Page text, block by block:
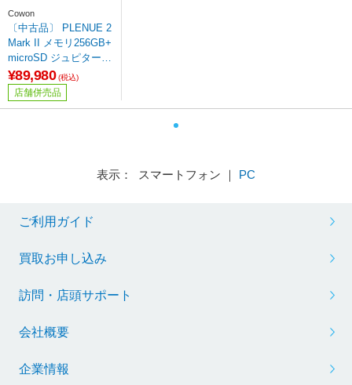
Cowon
〔中古品〕 PLENUE 2
Mark II メモリ256GB+
microSD ジュピターゴ
ールド P2MK2-256G-J
G
¥89,980 (税込)
店舗併売品
表示： スマートフォン ｜ PC
ご利用ガイド
買取お申し込み
訪問・店頭サポート
会社概要
企業情報